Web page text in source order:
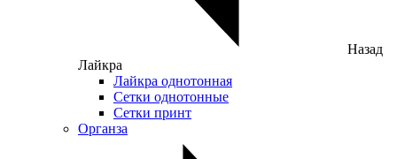
Назад
Лайкра
Лайкра однотонная
Сетки однотонные
Сетки принт
Органза